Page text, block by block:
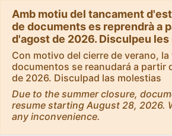
Amb motiu del tancament
de documents es reprendrà a
d'agost de 2026. Disculpeu
Con motivo del cierre de verano,
documentos se reanudará a partir
de 2026. Disculpad las molestias
Due to the summer closure,
resume starting August 28, 2026.
any inconvenience.